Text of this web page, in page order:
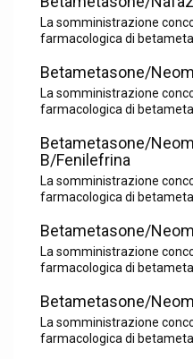
La somministrazione
farmacologica di
Betametasone/
La somministrazione
farmacologica di
Betametasone/
B/Fenilefrina
La somministrazione
farmacologica di
Betametasone/
La somministrazione
farmacologica di
Betametasone/
La somministrazione
farmacologica di